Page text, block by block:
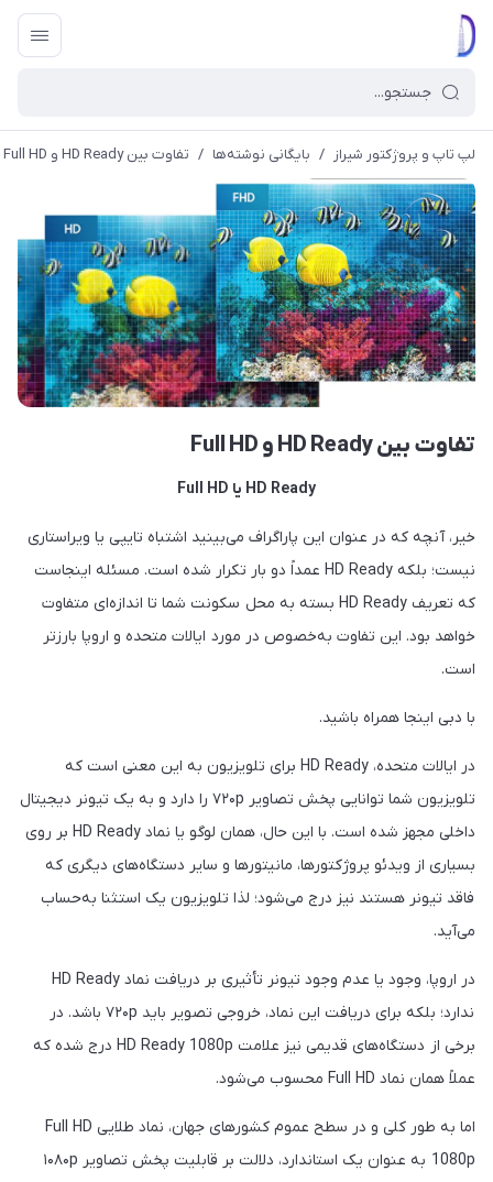
لپ تاپ و پروژکتور شیراز / بایگانی نوشته‌ها / تفاوت بین HD Ready و Full HD
تفاوت بین HD Ready و Full HD
HD Ready یا Full HD
خیر، آنچه که در عنوان این پاراگراف می‌بینید اشتباه تایپی یا ویراستاری
نیست؛ بلکه HD Ready عمداً دو بار تکرار شده است. مسئله اینجاست
که تعریف HD Ready بسته به محل سکونت شما تا اندازه‌ای متفاوت
خواهد بود. این تفاوت به‌خصوص در مورد ایالات متحده و اروپا بارزتر
است.
با دبی اینجا همراه باشید.
در ایالات متحده، HD Ready برای تلویزیون به این معنی است که
تلویزیون شما توانایی پخش تصاویر ۷۲۰p را دارد و به یک تیونر دیجیتال
داخلی مجهز شده است. با این حال، همان لوگو یا نماد HD Ready بر روی
بسیاری از ویدئو پروژکتورها، مانیتورها و سایر دستگاه‌های دیگری که
فاقد تیونر هستند نیز درج می‌شود؛ لذا تلویزیون یک استثنا به‌حساب
می‌آید.
در اروپا، وجود یا عدم وجود تیونر تأثیری بر دریافت نماد HD Ready
ندارد؛ بلکه برای دریافت این نماد، خروجی تصویر باید ۷۲۰p باشد. در
برخی از دستگاه‌های قدیمی نیز علامت HD Ready 1080p درج شده که
عملاً همان نماد Full HD محسوب می‌شود.
اما به طور کلی و در سطح عموم کشورهای جهان، نماد طلایی Full HD
1080p به عنوان یک استاندارد، دلالت بر قابلیت پخش تصاویر ۱۰۸۰p